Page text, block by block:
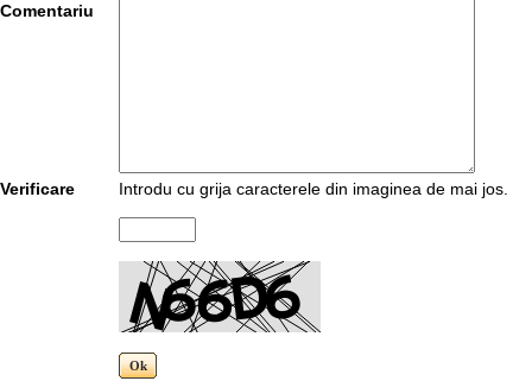
Comentariu
Verificare Introdu cu grija caracterele din imaginea de mai jos.